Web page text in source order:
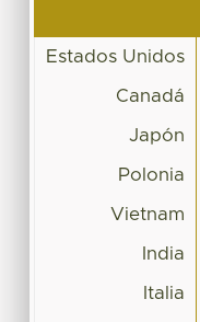
Estados Unidos
Canadá
Japón
Polonia
Vietnam
India
Italia